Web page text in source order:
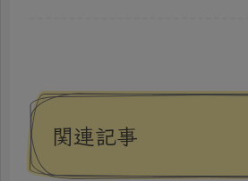
関連記事